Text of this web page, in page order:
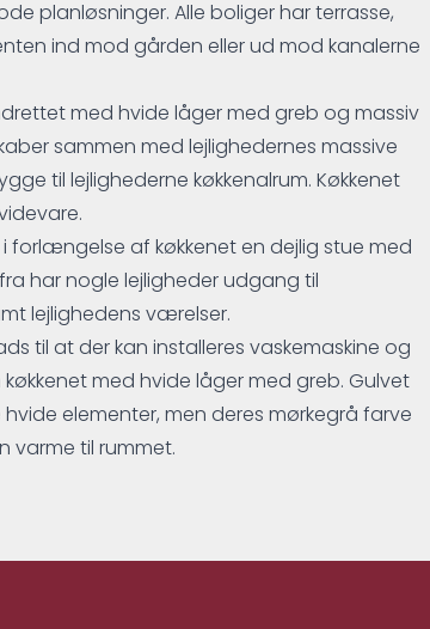
planløsninger. Alle boliger har terrasse,
ind mod gården eller ud mod kanalerne
med hvide låger med greb og massiv
sammen med lejlighedernes massive
til lejlighederne køkkenalrum. Køkkenet
forlængelse af køkkenet en dejlig stue med
har nogle lejligheder udgang til
lejlighedens værelser.
til at der kan installeres vaskemaskine og
med hvide låger med greb. Gulvet
elementer, men deres mørkegrå farve
varme til rummet.